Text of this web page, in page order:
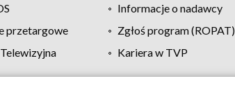
Informacje o nadawcy
przetargowe Zgłoś program (ROPAT)
Kariera w TVP